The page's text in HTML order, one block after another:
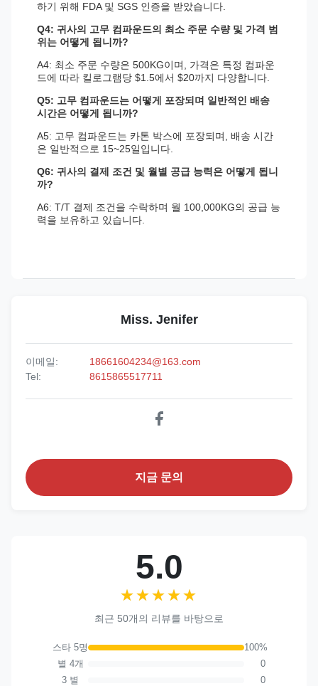
하기 위해 FDA 및 SGS 인증을 받았습니다.
Q4: 귀사의 고무 컴파운드의 최소 주문 수량 및 가격 범
위는 어떻게 됩니까?
A4: 최소 주문 수량은 500KG이며, 가격은 특정 컴파운
드에 따라 킬로그램당 $1.5에서 $20까지 다양합니다.
Q5: 고무 컴파운드는 어떻게 포장되며 일반적인 배송
시간은 어떻게 됩니까?
A5: 고무 컴파운드는 카톤 박스에 포장되며, 배송 시간
은 일반적으로 15~25일입니다.
Q6: 귀사의 결제 조건 및 월별 공급 능력은 어떻게 됩니
까?
A6: T/T 결제 조건을 수락하며 월 100,000KG의 공급 능
력을 보유하고 있습니다.
Miss. Jenifer
이메일:
18661604234@163.com
Tel:
8615865517711
지금 문의
5.0
★★★★★
★★★★★
최근 50개의 리뷰를 바탕으로
스타 5명
100%
별 4개
0
3 별
0